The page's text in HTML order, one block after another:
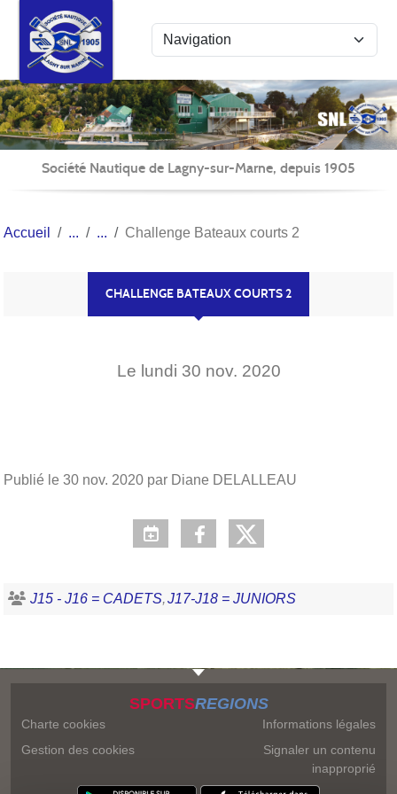
Société Nautique de Lagny-sur-Marne, depuis 1905
Accueil Challenge Bateaux courts 2
CHALLENGE BATEAUX COURTS 2
Le lundi 30 nov. 2020
Publié le 30 nov. 2020 par Diane DELALLEAU
J15 - J16 = CADETS J17-J18 = JUNIORS
SPORTSREGIONS
Charte cookies
Gestion des cookies
Informations légales
Signaler un contenu
inapproprié
Panneau de gestion des cookies